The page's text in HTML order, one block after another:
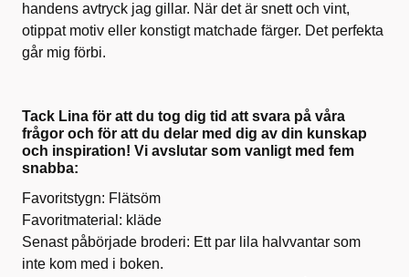
handens avtryck jag gillar. När det är snett och vint,
otippat motiv eller konstigt matchade färger. Det perfekta
går mig förbi.
Tack Lina för att du tog dig tid att svara på våra
frågor och för att du delar med dig av din kunskap
och inspiration! Vi avslutar som vanligt med fem
snabba:
Favoritstygn: Flätsöm
Favoritmaterial: kläde
Senast påbörjade broderi: Ett par lila halvvantar som
inte kom med i boken.